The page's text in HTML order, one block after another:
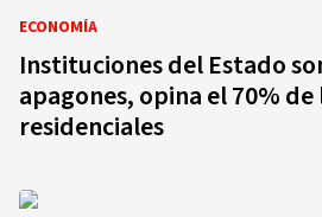
ECONOMÍA
Instituciones del Estado
apagones, opina el 70%
residenciales